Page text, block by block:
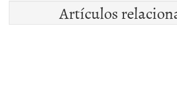
Artículos